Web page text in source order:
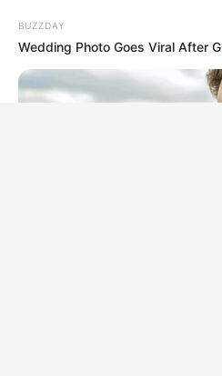
BUZZDAY
Wedding Photo Goes Viral After